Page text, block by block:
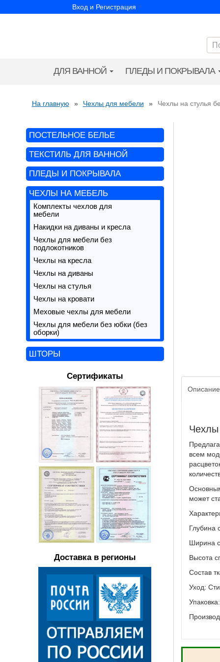
Вход и Регистрация
ДЛЯ ВАННОЙ ПЛЕДЫ И ПОКРЫВАЛА
На главную » Чехлы для мебели » Чехлы на стулья
ПОСТЕЛЬНОЕ БЕЛЬЕ
ТЕКСТИЛЬ ДЛЯ ВАННОЙ
ПЛЕДЫ И ПОКРЫВАЛА
ЧЕХЛЫ НА МЕБЕЛЬ
Комплекты чехлов для
мебели
Накидки на диваны и кресла
Чехлы для мебели без
подлокотников
Чехлы на кресла
Чехлы на диваны
Чехлы на стулья
Чехлы на кровати
Меховые чехлы для мебели
Чехлы для мебели без юбки (без
оборки)
ШТОРЫ
Сертификаты
Доставка в регионы
Описание
Чехлы
всем
может
Глубина
Ширина
Высота
Состав
Уход: